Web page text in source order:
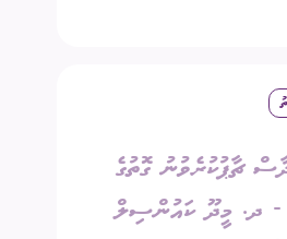
ޗާޕުކުރެވުނު ގޮތުގެ
- ދ. މީދޫ ކައުންސިލް